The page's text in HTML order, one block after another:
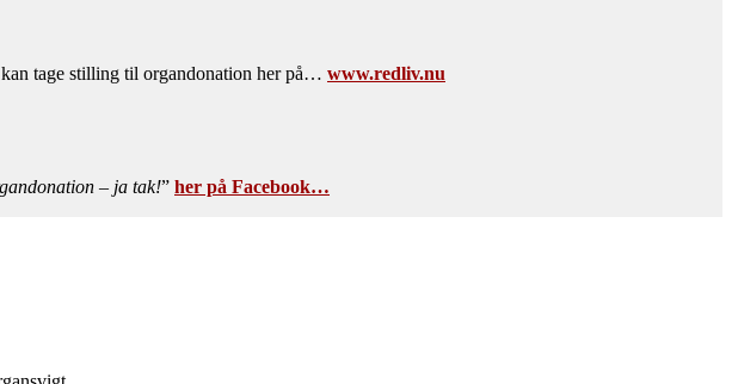
tage stilling til organdonation her på… www.redliv.nu
– ja tak!” her på Facebook…